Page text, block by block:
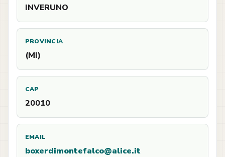
INVERUNO
PROVINCIA
(MI)
CAP
20010
EMAIL
boxerdimontefalco@alice.it